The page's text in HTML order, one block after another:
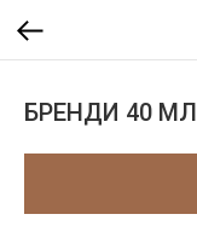
БРЕНДИ 40 МЛ